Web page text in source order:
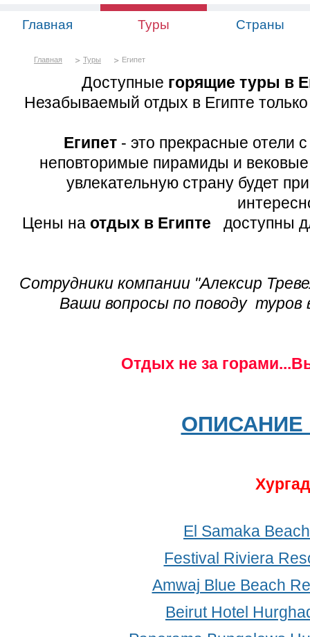
Главная Туры Страны
Главная Туры Египет
Доступные горящие туры в
Незабываемый отдых в Египте
Египет- это прекрасные отели
неповторимые пирамиды и
увлекательную страну будет
Цены наотдых в Египте доступны
Сотрудники компании "Алексир
Ваши вопросы по поводу туров
Отдых не за
ОПИСАНИЕ
El Samaka
Festival Riviera
Amwaj Blue Beach
Beirut Hotel